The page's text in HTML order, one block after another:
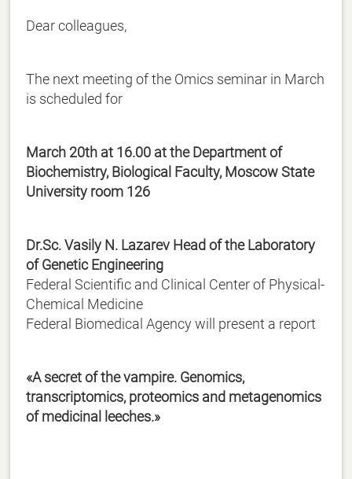
Dear colleagues,
The next meeting of the Omics seminar in March
is scheduled for
March 20th at 16.00 at the Department of
Biochemistry, Biological Faculty, Moscow State
University room 126
Dr.Sc. Vasily N. Lazarev Head of the Laboratory
of Genetic Engineering
Federal Scientific and Clinical Center of Physical-
Chemical Medicine
Federal Biomedical Agency will present a report
«A secret of the vampire. Genomics,
transcriptomics, proteomics and metagenomics
of medicinal leeches.»